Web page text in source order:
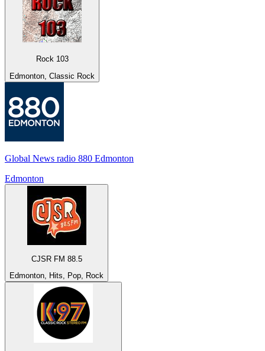
Rock 103
Edmonton, Classic Rock
Global News radio 880 Edmonton
Edmonton
CJSR FM 88.5
Edmonton, Hits, Pop, Rock